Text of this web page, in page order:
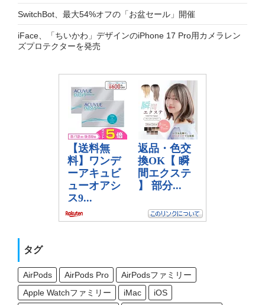
SwitchBot、最大54%オフの「お盆セール」開催
iFace、「ちいかわ」デザインのiPhone 17 Pro用カメラレン
ズプロテクターを発売
タグ
AirPods AirPods Pro
AirPodsファミリー
Apple Watchファミリー
iMac
iOS